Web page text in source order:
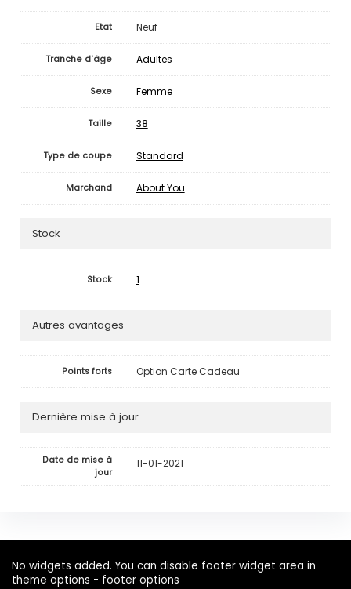
Etat Neuf
Tranche d'âge Adultes
Sexe Femme
Taille 38
Type de coupe Standard
Marchand About You
Stock
Stock 1
Autres avantages
Points forts Option Carte Cadeau
Dernière mise à jour
Date de mise à
jour
11-01-2021
No widgets added. You can disable footer widget area in
theme options - footer options